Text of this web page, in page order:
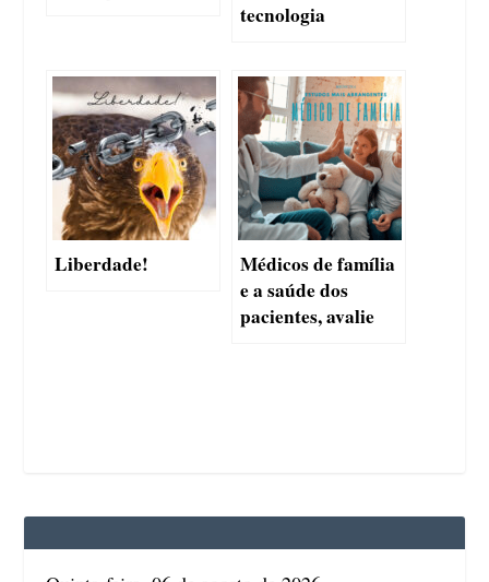
tecnologia
Liberdade!
Médicos de família
e a saúde dos
pacientes, avalie